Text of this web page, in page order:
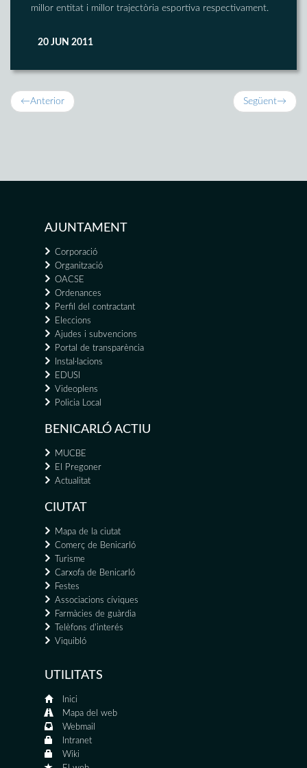
millor entitat i millor trajectòria esportiva respectivament.
20 JUN 2011
←Anterior Següent→
AJUNTAMENT
Corporació
Organització
OACSE
Ordenances
Perfil del contractant
Eleccions
Ajudes i subvencions
Portal de transparència
Instal·lacions
EDUSI
Videoplens
Policia Local
BENICARLÓ ACTIU
MUCBE
El Pregoner
Actualitat
CIUTAT
Mapa de la ciutat
Comerç de Benicarló
Turisme
Carxofa de Benicarló
Festes
Associacions cíviques
Farmàcies de guàrdia
Telèfons d'interés
Viquibló
UTILITATS
Inici
Mapa del web
Webmail
Intranet
Wiki